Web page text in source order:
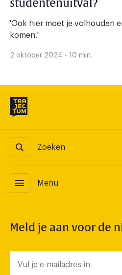
studentenuitval?
'Ook hier moet je volhouden
komen.'
2 oktober 2024 - 10 min.
Zoeken
menu Menu
Meld je aan voor de